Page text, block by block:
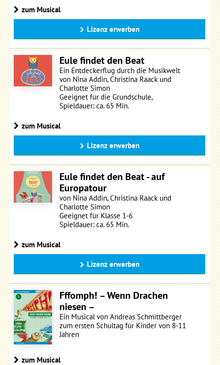
zum Musical
Lizenz erwerben
Eule findet den Beat
Ein Entdeckerflug durch die Musikwelt
von Nina Addin, Christina Raack und
Charlotte Simon
Geeignet für die Grundschule,
Spieldauer: ca. 65 Min.
zum Musical
Lizenz erwerben
Eule findet den Beat - auf
Europatour
von Nina Addin, Christina Raack und
Charlotte Simon
Geeignet für Klasse 1-6
Spieldauer: ca. 65 Min.
zum Musical
Lizenz erwerben
Fffomph! – Wenn Drachen
niesen –
Ein Musical von Andreas Schmittberger
zum ersten Schultag für Kinder von 8-11
Jahren
zum Musical